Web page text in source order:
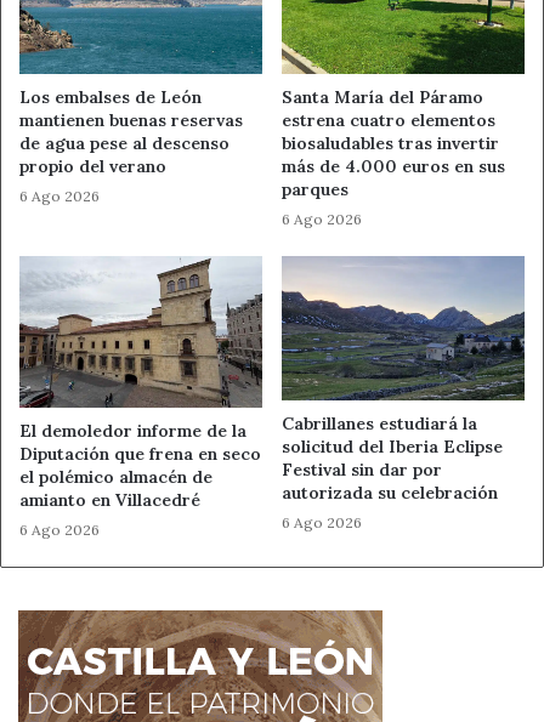
LE-713 (Pk 3,0–3,3): circulación alternativa por
obras(zona de Fuentes Nuevas–Villafranca del
Bierzo por Cacabelos).
LE-716 (Pk 0,0–6,5): precaución por obras(de Vega
de Espinareda a Toreno).
Obstáculos en calzada y
desprendimientos: puntos a
vigilar
El parte también incluye avisos por presencia de objetos
y riesgos asociados:
LE-164 (Pk 0,5–42,9): precaución por
obstáculos/objetos en la calzada(de Puente de
Domingo Flórez a La Baña).
LE-164 (Pk 18,0–19,75): precaución por
desprendimientosconobstáculos/objetos en la
LE-497 (Pk 2,55–2,95): precaución por
obstáculos/objetos en la calzada (de Caboalles de
Abajo al límite con Asturias).
Los embalses de León
mantienen buenas reservas
de agua pese al descenso
propio del verano
6 Ago 2026
Santa María del Páramo
estrena cuatro elementos
biosaludables tras invertir
más de 4.000 euros en sus
parques
6 Ago 2026
El demoledor informe de la
Diputación que frena en seco
el polémico almacén de
amianto en Villacedré
6 Ago 2026
Cabrillanes estudiará la
solicitud del Iberia Eclipse
Festival sin dar por
autorizada su celebración
6 Ago 2026